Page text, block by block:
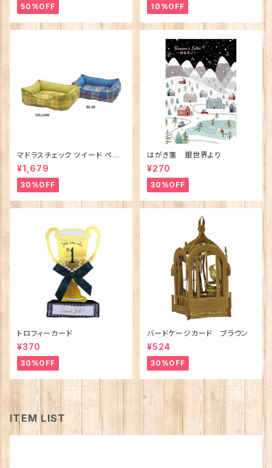
50%OFF 10%OFF
マドラスチェック ツイード ペット
ベッド（犬猫用）M
¥1,679
30%OFF
はがき箋 銀世界より
¥270
30%OFF
トロフィーカード
¥370
30%OFF
バードケージカード ブラウン
¥524
30%OFF
ITEM LIST